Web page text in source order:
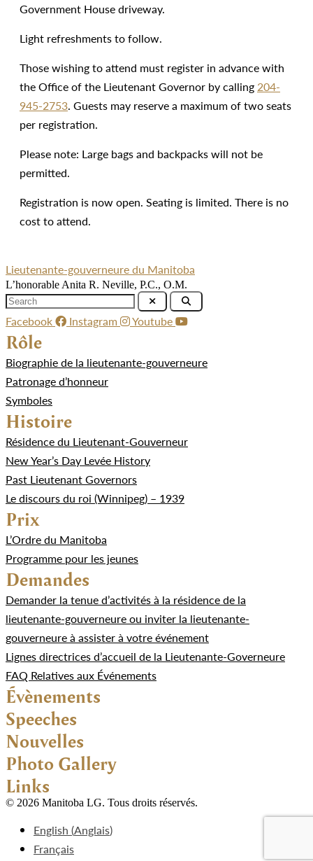
Government House driveway.
Light refreshments to follow.
Those wishing to attend must register in advance with
the Office of the Lieutenant Governor by calling204-
945-2753. Guests may reserve a maximum of two seats
per registration.
Please note: Large bags and backpacks will not be
permitted.
Registration is now open. Seating is limited. There is no
cost to attend.
Lieutenante-gouverneure du Manitoba
L’honorable Anita R. Neville, P.C., O.M.
Facebook Instagram Youtube
Rôle
Biographie de la lieutenante-gouverneure
Patronage d’honneur
Symboles
Histoire
Résidence du Lieutenant-Gouverneur
New Year’s Day Levée History
Past Lieutenant Governors
Le discours du roi (Winnipeg) – 1939
Prix
L’Ordre du Manitoba
Programme pour les jeunes
Demandes
Demander la tenue d’activités à la résidence de la
lieutenante-gouverneure ou inviter la lieutenante-
gouverneure à assister à votre événement
Lignes directrices d’accueil de la Lieutenante-Governeure
FAQ Relatives aux Événements
Évènements
Speeches
Nouvelles
Photo Gallery
Links
© 2026 Manitoba LG. Tous droits réservés.
English (Anglais)
Français